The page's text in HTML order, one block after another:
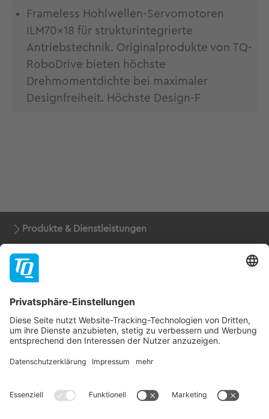
Frameless Hohlwellen-Servomotoren
ILM70x18 für strukturintegrierte
Antriebstechnik. Originalprodukte von TQ-
RoboDrive bieten höchste
Drehmomentdichte bei maximaler
Designfreiheit. Höchste Design-F
Produkte & Dienstleistungen
Support
Unternehmen
Kontakt